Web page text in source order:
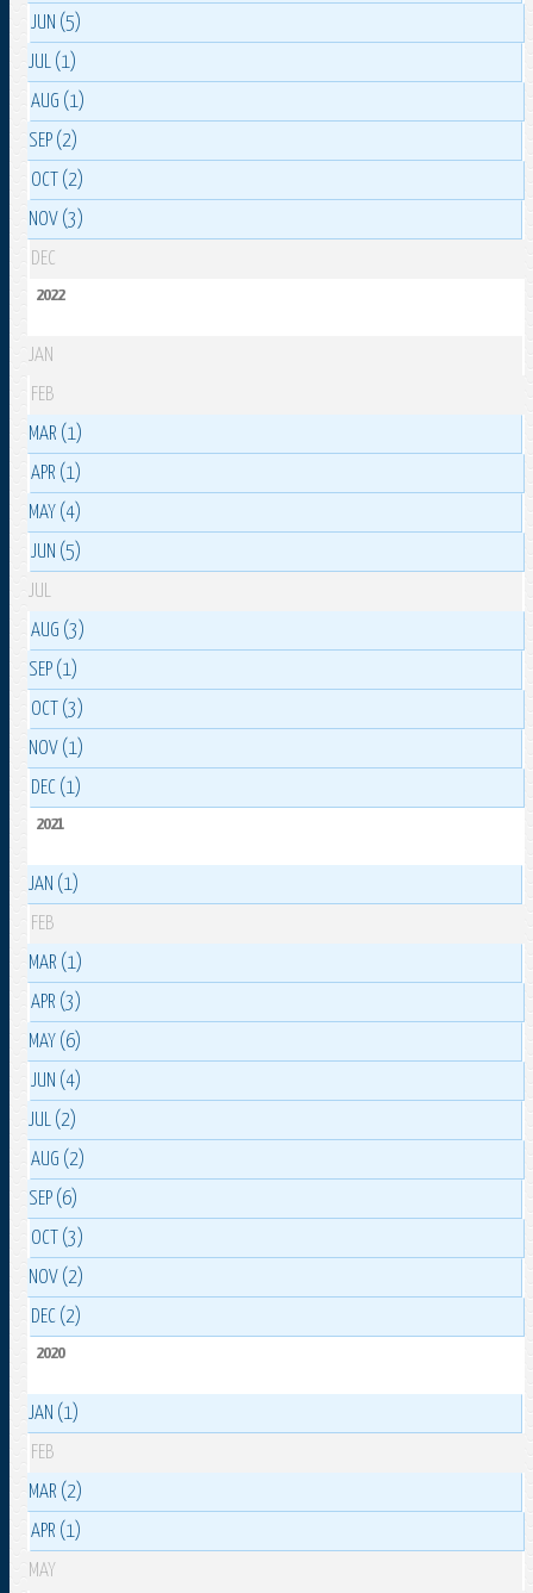
JUN (5)
JUL (1)
AUG (1)
SEP (2)
OCT (2)
NOV (3)
DEC
2022
JAN
FEB
MAR (1)
APR (1)
MAY (4)
JUN (5)
JUL
AUG (3)
SEP (1)
OCT (3)
NOV (1)
DEC (1)
2021
JAN (1)
FEB
MAR (1)
APR (3)
MAY (6)
JUN (4)
JUL (2)
AUG (2)
SEP (6)
OCT (3)
NOV (2)
DEC (2)
2020
JAN (1)
FEB
MAR (2)
APR (1)
MAY